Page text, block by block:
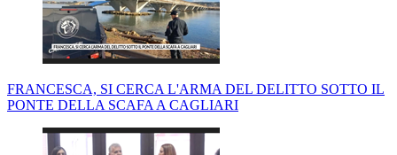
FRANCESCA, SI CERCA L'ARMA DEL DELITTO SOTTO IL
PONTE DELLA SCAFA A CAGLIARI